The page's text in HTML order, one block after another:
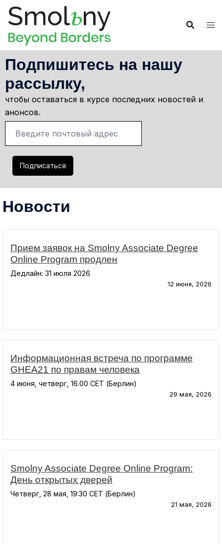
Подпишитесь на нашу
рассылку,
чтобы оставаться в курсе последних новостей и
анонсов.
Новости
Прием заявок на Smolny Associate Degree
Online Program продлен
Дедлайн: 31 июля 2026
12 июня, 2026
Информационная встреча по программе
GHEA21 по правам человека
4 июня, четверг, 16.00 CET (Берлин)
29 мая, 2026
Smolny Associate Degree Online Program:
День открытых дверей
Четверг, 28 мая, 19:30 CET (Берлин)
21 мая, 2026